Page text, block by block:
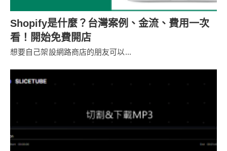
Shopify是什麼？台灣案例、金流、費用一次
看！開始免費開店
想要自己架設網路商店的朋友可以...